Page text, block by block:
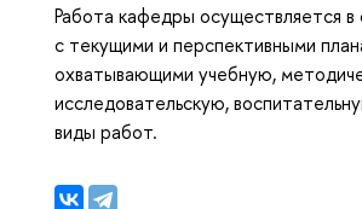
Работа кафедры осуществляется в
с текущими и перспективными
охватывающими учебную,
исследовательскую,
виды работ.